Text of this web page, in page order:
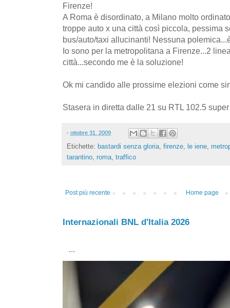
Firenze!
A Roma è disordinato, a Milano molto
troppe auto x una città così piccola, pessima
bus/auto/taxi allucinanti! Nessuna
Io sono per la metropolitana a Firenze...2
città...secondo me è la soluzione!
Ok mi candido alle prossime elezioni come
Stasera in diretta dalle 21 su RTL 102.5
- ottobre 31, 2009
Etichette: bastardi senza gloria, firenze, le iene,
tarantino, roma, traffico
Post più recente Home page
Internazionali BNL d'Italia 2026
...